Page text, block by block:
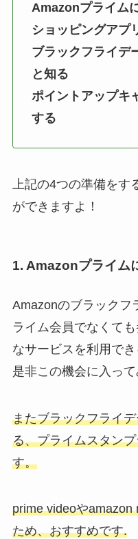
Amazonプライム
ショッピングアプ
ブラックフライデ
と知る
ポイントアップキ
する
上記の4つの準備をす
ができますよ！
1. Amazonプライム
Amazonのブラックフ
ライム会員でなくて
なサービスを利用で
是非この機会に入っ
またブラックフライ
る、プライムスタン
す。
prime videoやamazon
ため、おすすめです.